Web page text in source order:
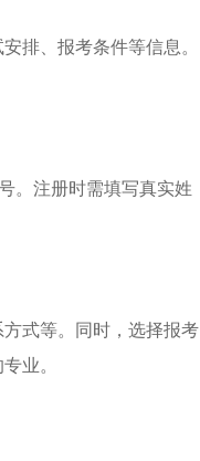
排、报考条件等信息。
。注册时需填写真实姓
式等。同时，选择报考
业。